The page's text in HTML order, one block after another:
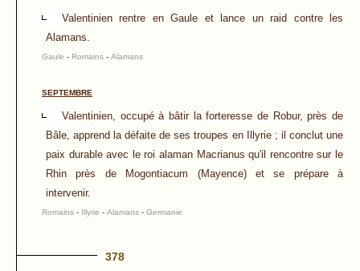
Valentinien rentre en Gaule et lance un raid contre les
Alamans.
Gaule - Romains - Alamans
SEPTEMBRE
Valentinien, occupé à bâtir la forteresse de Robur, près de
Bâle, apprend la défaite de ses troupes en Illyrie ; il conclut une
paix durable avec le roi alaman Macrianus qu'il rencontre sur le
Rhin près de Mogontiacum (Mayence) et se prépare à
intervenir.
Romains - Illyrie - Alamans - Germanie
378